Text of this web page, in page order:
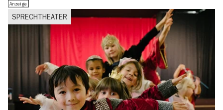
SPRECHTHEATER
Anzeige